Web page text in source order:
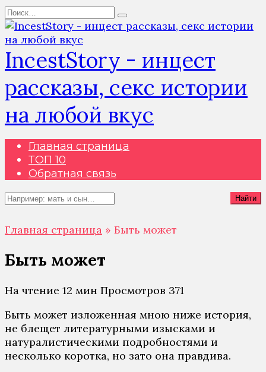
Перейти
к
содержанию
Search
for:
IncestStory - инцест
рассказы, секс истории
на любой вкус
Главная страница
ТОП 10
Обратная связь
Search
Найти
Главная страница » Быть может
Быть может
На чтение 12 мин Просмотров 371
Быть может изложенная мною ниже история,
не блещет литературными изысками и
натуралистическими подробностями и
несколько коротка, но зато она правдива.